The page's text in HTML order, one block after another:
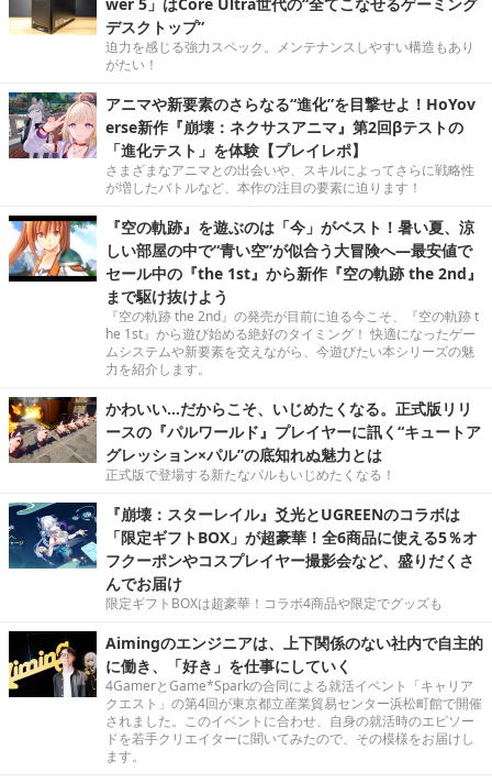
デスクトップ”
迫力を感じる強力スペック。メンテナンスしやすい構造もあり
がたい！
アニマや新要素のさらなる“進化”を目撃せよ！HoYov
erse新作『崩壊：ネクサスアニマ』第2回βテストの
「進化テスト」を体験【プレイレポ】
さまざまなアニマとの出会いや、スキルによってさらに戦略性
が増したバトルなど、本作の注目の要素に迫ります！
『空の軌跡』を遊ぶのは「今」がベスト！暑い夏、涼
しい部屋の中で“青い空”が似合う大冒険へ―最安値で
セール中の『the 1st』から新作『空の軌跡 the 2nd』
まで駆け抜けよう
『空の軌跡 the 2nd』の発売が目前に迫る今こそ、『空の軌跡 t
he 1st』から遊び始める絶好のタイミング！ 快適になったゲー
ムシステムや新要素を交えながら、今遊びたい本シリーズの魅
力を紹介します。
かわいい…だからこそ、いじめたくなる。正式版リリ
ースの『パルワールド』プレイヤーに訊く“キュートア
グレッション×パル”の底知れぬ魅力とは
正式版で登場する新たなパルもいじめたくなる！
『崩壊：スターレイル』爻光とUGREENのコラボは
「限定ギフトBOX」が超豪華！全6商品に使える5％オ
フクーポンやコスプレイヤー撮影会など、盛りだくさ
んでお届け
限定ギフトBOXは超豪華！コラボ4商品や限定でグッズも
Aimingのエンジニアは、上下関係のない社内で自主的
に働き、「好き」を仕事にしていく
4GamerとGame*Sparkの合同による就活イベント「キャリア
クエスト」の第4回が東京都立産業貿易センター浜松町館で開催
されました。このイベントに合わせ、自身の就活時のエピソー
ドを若手クリエイターに聞いてみたので、その模様をお届けし
ます。